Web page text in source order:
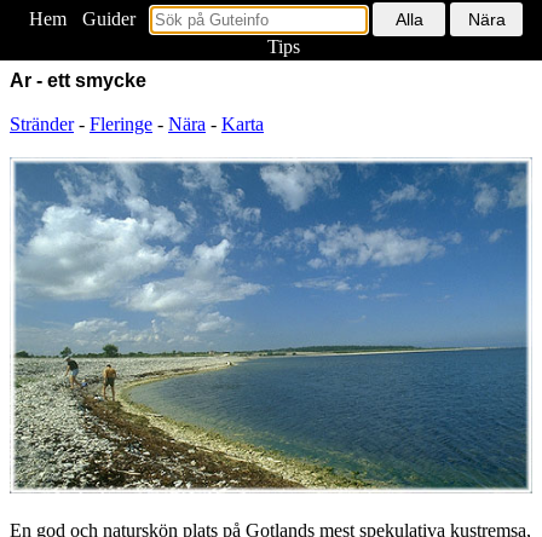
Hem
Guider
Tips
Ar - ett smycke
Stränder- Fleringe - Nära - Karta
En god och naturskön plats på Gotlands mest spekulativa kustremsa,